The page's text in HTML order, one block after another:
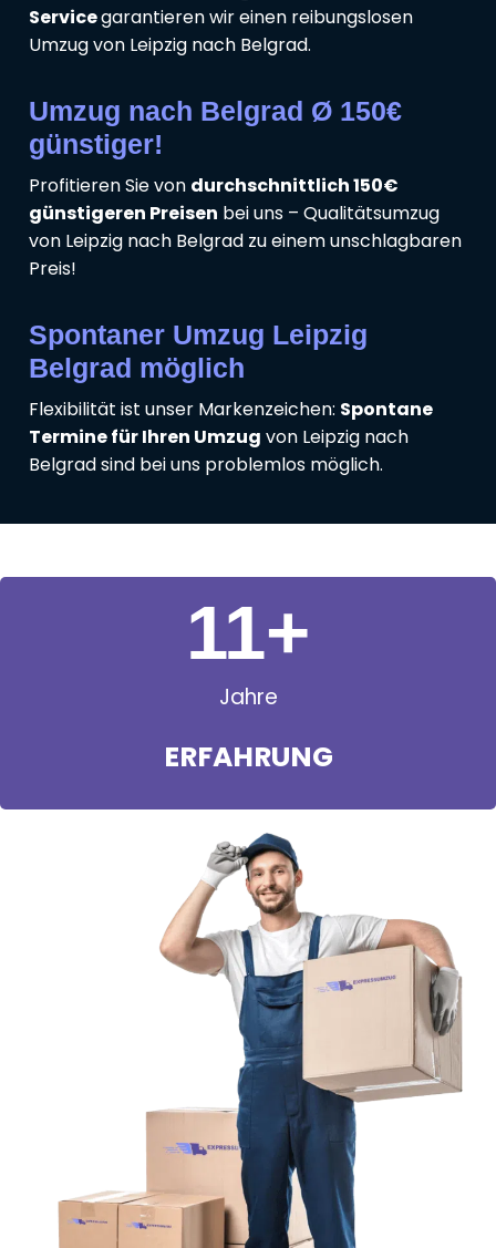
Servicegarantieren wir einen reibungslosen
Umzug von Leipzig nach Belgrad.
Umzug nach Belgrad Ø 150€
günstiger!
Profitieren Sie von durchschnittlich 150€
günstigeren Preisen bei uns – Qualitätsumzug
von Leipzig nach Belgrad zu einem unschlagbaren
Preis!
Spontaner Umzug Leipzig
Belgrad möglich
Flexibilität ist unser Markenzeichen: Spontane
Termine für Ihren Umzug von Leipzig nach
Belgrad sind bei uns problemlos möglich.
Jahre
ERFAHRUNG
11+